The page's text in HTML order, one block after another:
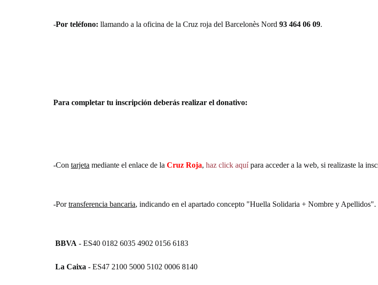
-Por teléfono: llamando a la oficina de la Cruz roja del Barcelonès Nord 93 464 06 09.
Para completar tu inscripción deberás realizar el donativo:
-Con tarjeta mediante el enlace de la Cruz Roja, haz click aquípara acceder a la web, si realizaste la
-Portransferencia bancaria, indicando en el apartado concepto "Huella Solidaria + Nombre y Apellidos".
BBVA - ES40 0182 6035 4902 0156 6183
La Caixa - ES47 2100 5000 5102 0006 8140